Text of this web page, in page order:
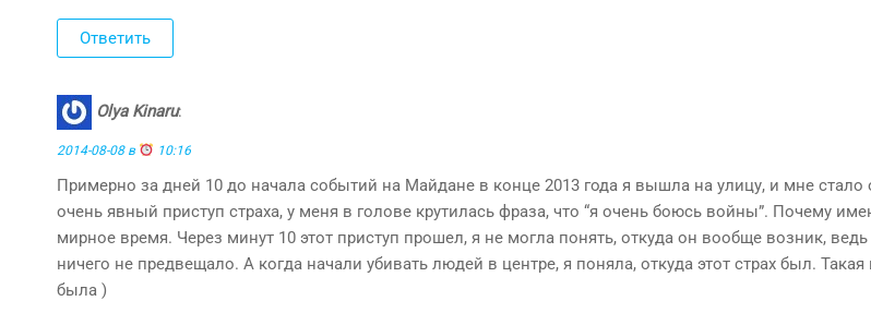
Ответить
Olya Kinaru:
2014-08-08 в 10:16
Примерно за дней 10 до начала событий на Майдане в конце 2013 года я вышла на улицу, и мне стало
очень явный приступ страха, у меня в голове крутилась фраза, что “я очень боюсь войны”. Почему
мирное время. Через минут 10 этот приступ прошел, я не могла понять, откуда он вообще возник,
ничего не предвещало. А когда начали убивать людей в центре, я поняла, откуда этот страх был. Такая
была )